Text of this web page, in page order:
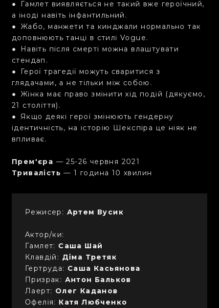
● Гамлет виявляється не такий вже героїчний,
а іноді навіть інфантильний.
● Жабо, манжети та кинджали нормально так
доповнюють танці в стилі Vogue.
● Навіть після смерті можна влаштувати
стендап.
● Герої трагедії можуть сваритися з
глядачами, а не тільки між собою.
● Жінка має право змінити хід подій (дякуємо,
21 століття).
● Якщо деякі герої змінюють гендерну
ідентичність, на історію Шекспіра це ніяк не
впливає.
Прем'єра — 25-26 червня 2021
Тривалість— 1 година 10 хвилин
Режисер: Артем Вусик
Актор/ки:
Гамлет: Саша Шай
Клавдій: Діма Третяк
Гертруда: Саша Касьянова
Призрак: Антон Бальков
Лаерт: Олег Каданов
Офелія: Катя Любченко